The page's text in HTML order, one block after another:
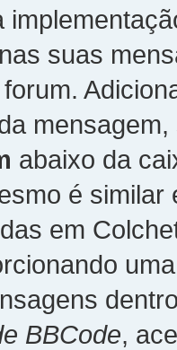
suas
abaixo da
é
em
BBCode,